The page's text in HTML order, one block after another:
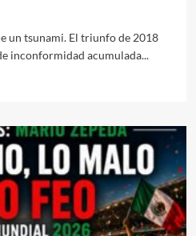
un tsunami. El triunfo de 2018
inconformidad acumulada...